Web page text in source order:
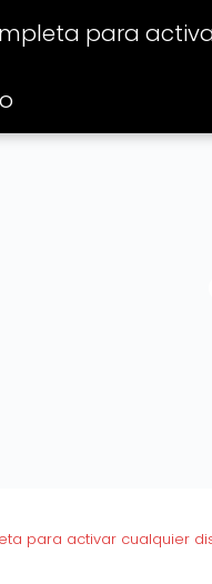
para
para activar cualquier